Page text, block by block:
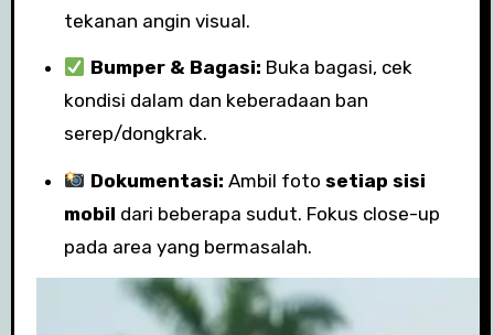
tekanan angin visual.
Bumper & Bagasi: Buka bagasi, cek
kondisi dalam dan keberadaan ban
serep/dongkrak.
Dokumentasi: Ambil foto setiap sisi
mobil dari beberapa sudut. Fokus close-up
pada area yang bermasalah.